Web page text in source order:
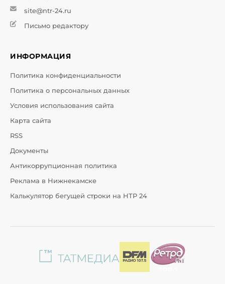
site@ntr-24.ru
Письмо редактору
ИНФОРМАЦИЯ
Политика конфиденциальности
Политика о персональных данных
Условия использования сайта
Карта сайта
RSS
Документы
Антикоррупционная политика
Реклама в Нижнекамске
Калькулятор бегущей строки на НТР 24